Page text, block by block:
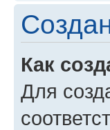
Как
Для